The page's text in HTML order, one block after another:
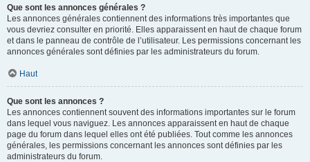
Que sont les annonces générales ?
Les annonces générales contiennent des informations très importantes que
vous devriez consulter en priorité. Elles apparaissent en haut de chaque forum
et dans le panneau de contrôle de l’utilisateur. Les permissions concernant les
annonces générales sont définies par les administrateurs du forum.
Haut
Que sont les annonces ?
Les annonces contiennent souvent des informations importantes sur le forum
dans lequel vous naviguez. Les annonces apparaissent en haut de chaque
page du forum dans lequel elles ont été publiées. Tout comme les annonces
générales, les permissions concernant les annonces sont définies par les
administrateurs du forum.